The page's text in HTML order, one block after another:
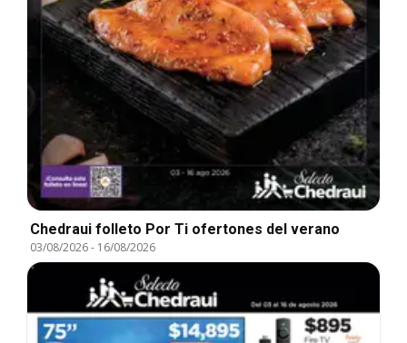
Chedraui folleto Por Ti ofertones del verano
03/08/2026- 16/08/2026